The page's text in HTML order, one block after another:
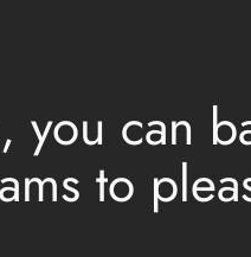
you can
to